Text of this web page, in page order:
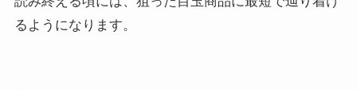
るようになります。